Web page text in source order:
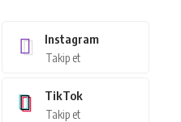
Instagram
Takip et
TikTok
Takip et